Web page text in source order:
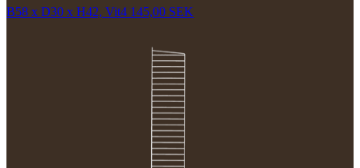
B58 x D30 x H42, Vit4 145,00 SEK